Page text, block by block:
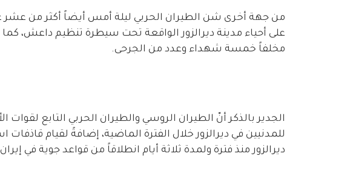
من جهة أخرى شن الطيران الحربي ليلة أمس أيضاً أكثر من عشر
على أحياء مدينة ديرالزور الواقعة تحت سيطرة تنظيم
مخلفاً خمسة شهداء وعدد من الجرحى.
الجدير بالذكر أنّ الطيران الروسي والطيران الحربي التابع
للمدنيين في ديرالزور خلال الفترة الماضية، إضافةً لقيام
ديرالزور منذ فترة ولمدة ثلاثة أيام انطلاقاً من قواعد جوية في